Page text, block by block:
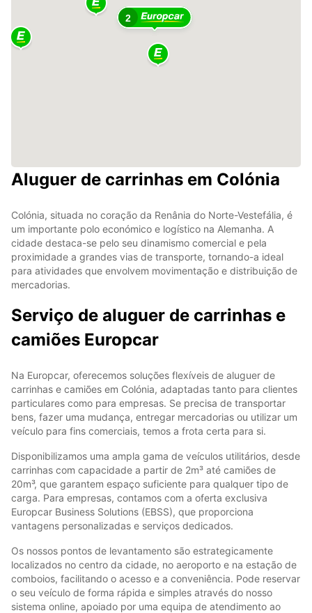
2
Aluguer de carrinhas em Colónia
Colónia, situada no coração da Renânia do Norte-Vestefália, é
um importante polo económico e logístico na Alemanha. A
cidade destaca-se pelo seu dinamismo comercial e pela
proximidade a grandes vias de transporte, tornando-a ideal
para atividades que envolvem movimentação e distribuição de
mercadorias.
Serviço de aluguer de carrinhas e
camiões Europcar
Na Europcar, oferecemos soluções flexíveis de aluguer de
carrinhas e camiões em Colónia, adaptadas tanto para clientes
particulares como para empresas. Se precisa de transportar
bens, fazer uma mudança, entregar mercadorias ou utilizar um
veículo para fins comerciais, temos a frota certa para si.
Disponibilizamos uma ampla gama de veículos utilitários, desde
carrinhas com capacidade a partir de 2m³ até camiões de
20m³, que garantem espaço suficiente para qualquer tipo de
carga. Para empresas, contamos com a oferta exclusiva
Europcar Business Solutions (EBSS), que proporciona
vantagens personalizadas e serviços dedicados.
Os nossos pontos de levantamento são estrategicamente
localizados no centro da cidade, no aeroporto e na estação de
comboios, facilitando o acesso e a conveniência. Pode reservar
o seu veículo de forma rápida e simples através do nosso
sistema online, apoiado por uma equipa de atendimento ao